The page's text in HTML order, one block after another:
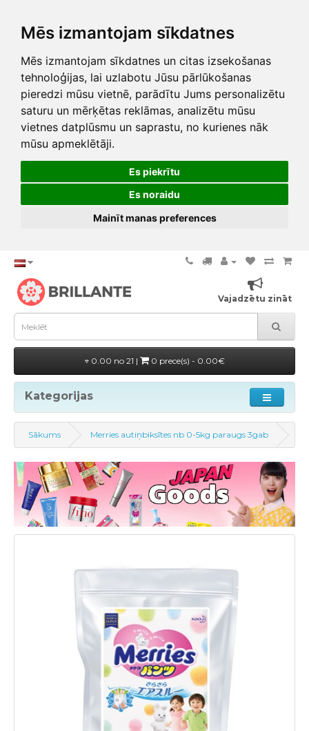
Mēs izmantojam sīkdatnes
Mēs izmantojam sīkdatnes un citas izsekošanas
tehnoloģijas, lai uzlabotu Jūsu pārlūkošanas
pieredzi mūsu vietnē, parādītu Jums personalizētu
saturu un mērķētas reklāmas, analizētu mūsu
vietnes datplūsmu un saprastu, no kurienes nāk
mūsu apmeklētāji.
Es piekrītu
Es noraidu
Mainīt manas preferences
Vajadzētu zināt
0.00 no 21 | 0 prece(s) - 0.00€
Kategorijas
Sākums Merries autiņbiksītes nb 0-5kg paraugs 3gab